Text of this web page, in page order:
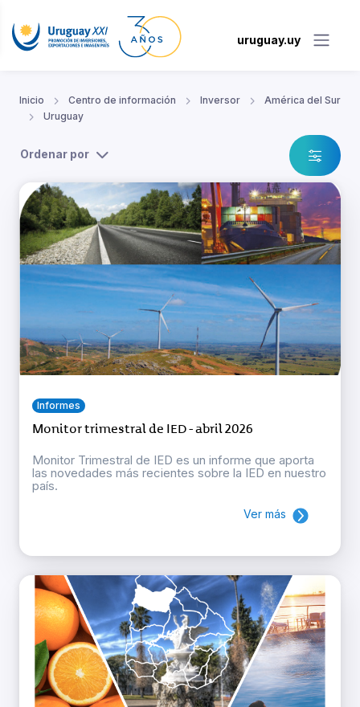
uruguay.uy
Inicio Centro de información Inversor
América del Sur
Uruguay
Ordenar por
Informes
Monitor trimestral de IED - abril 2026
Monitor Trimestral de IED es un informe que aporta
las novedades más recientes sobre la IED en nuestro
país.
Ver más